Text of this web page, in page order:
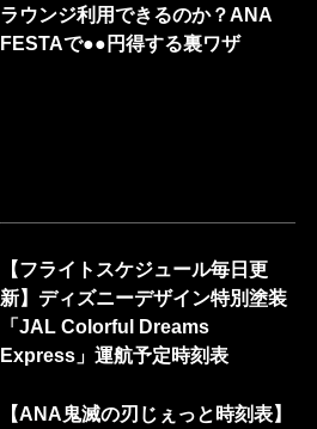
ラウンジ利用できるのか？ANA
FESTAで●●円得する裏ワザ
【フライトスケジュール毎日更
新】ディズニーデザイン特別塗装
「JAL Colorful Dreams
Express」運航予定時刻表
【ANA鬼滅の刃じぇっと時刻表】